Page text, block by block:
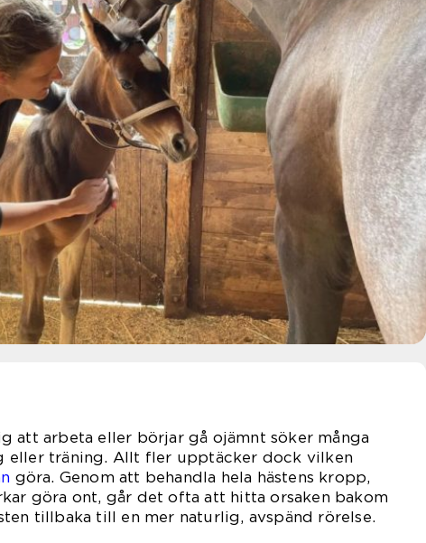
att arbeta eller börjar gå ojämnt söker många
eller träning. Allt fler upptäcker dock vilken
göra. Genom att behandla hela hästens kropp,
göra ont, går det ofta att hitta orsaken bakom
tillbaka till en mer naturlig, avspänd rörelse.